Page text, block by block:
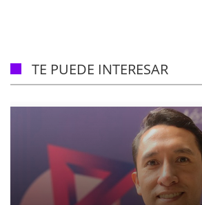
TE PUEDE INTERESAR